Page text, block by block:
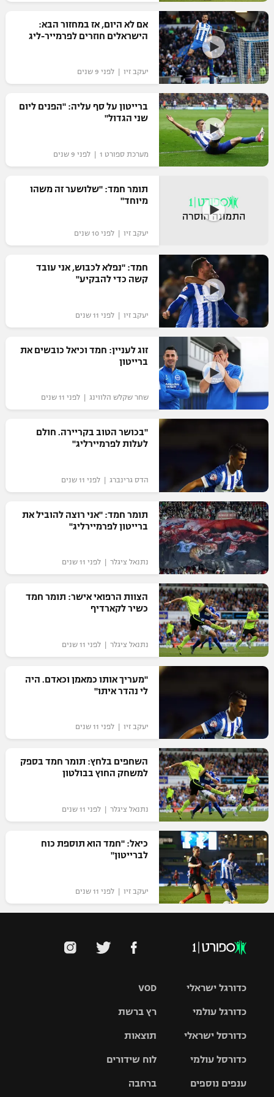
רשיון להקרנה פומבית לבית עסק
הצטרפות לחבילת הערוצים
לוח דרושים – ג'ובנט
תגיות
המגזין
אם לא היום, אז במחזור הבא:
הישראלים חוזרים לפרמייר-ליג
יעקב זיו | לפני 9 שנים
ברייטון על סף עליה: "הפנים ליום
שני הגדול"
מערכת ספורט 1 | לפני 9 שנים
תומר חמד: "שלושער זה משהו
מיוחד"
יעקב זיו | לפני 10 שנים
חמד: "נפלא לכבוש, אני עובד
קשה כדי להבקיע"
יעקב זיו | לפני 11 שנים
זוג לעניין: חמד וכיאל כובשים את
ברייטון
שחר שקלש הלווינג | לפני 11 שנים
"בכושר הטוב בקריירה. חולם
לעלות לפרמיירליג"
הדס גרינברג | לפני 11 שנים
תומר חמד: "אני רוצה להוביל את
ברייטון לפרמיירליג"
נתנאל ציגלר | לפני 11 שנים
הצוות הרפואי אישר: תומר חמד
כשיר לקארדיף
נתנאל ציגלר | לפני 11 שנים
"מעריך אותו כמאמן וכאדם. היה
לי נהדר איתו"
יעקב זיו | לפני 11 שנים
השחפים בלחץ: תומר חמד בספק
למשחק החוץ בבולטון
נתנאל ציגלר | לפני 11 שנים
כיאל: "חמד הוא תוספת כוח
לברייטון"
יעקב זיו | לפני 11 שנים
VOD
רץ ברשת
תוצאות
לוח שידורים
ברחבה
כדורגל ישראלי
גביע הטוטו
כדורגל עולמי
האלופות
ליגה
כדורסל ישראלי
סל
כדורסל עולמי
ענפים נוספים